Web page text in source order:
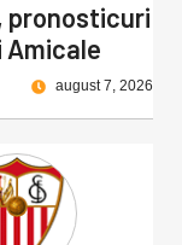
pronosticuri
Amicale
august 7, 2026